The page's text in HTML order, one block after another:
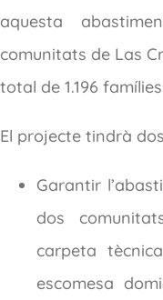
aquesta
comunitats de Las
total de 1.196
El projecte tindrà
Garantir
dos
carpeta
escomesa